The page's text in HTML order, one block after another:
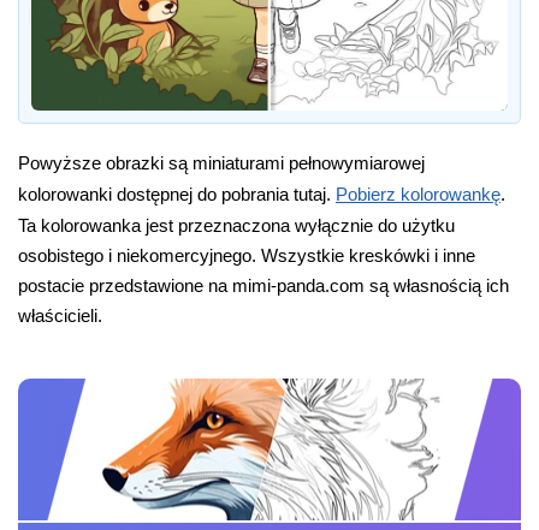
Powyższe obrazki są miniaturami pełnowymiarowej
kolorowanki dostępnej do pobrania tutaj. Pobierz kolorowankę.
Ta kolorowanka jest przeznaczona wyłącznie do użytku
osobistego i niekomercyjnego. Wszystkie kreskówki i inne
postacie przedstawione na mimi-panda.com są własnością ich
właścicieli.